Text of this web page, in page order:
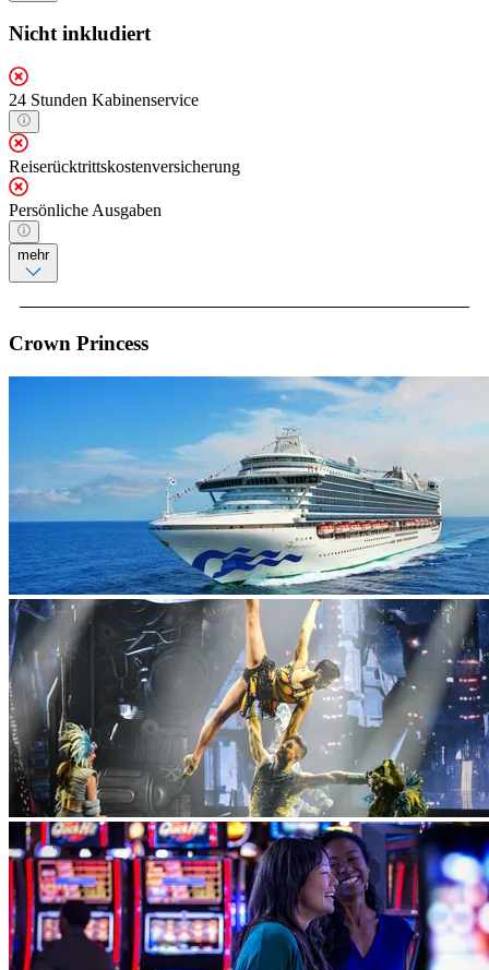
Nicht inkludiert
24 Stunden Kabinenservice
Reiserücktrittskostenversicherung
Persönliche Ausgaben
mehr
Crown Princess